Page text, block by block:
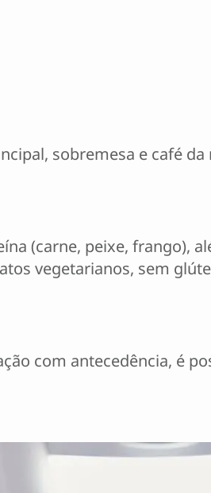
sobremesa e café
(carne, peixe, frango),
vegetarianos, sem
com antecedência, é